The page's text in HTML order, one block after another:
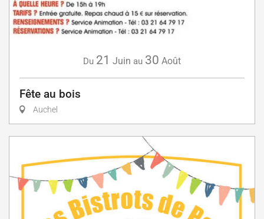
Du 21 Juin au 30 Août
Fête au bois
Auchel